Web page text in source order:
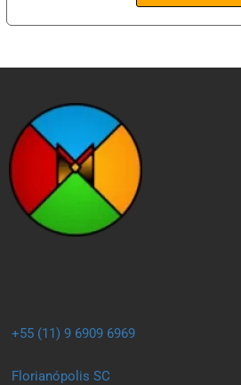
+55 (11) 9 6909 6969
Florianópolis SC